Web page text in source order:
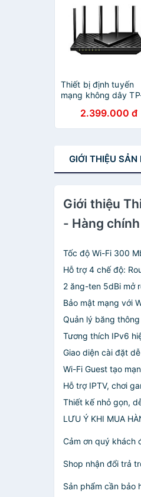
Thiết bị định tuyến
mạng không dây
Band Gigabit AX
Router Archer AX73
2.399.000 đ
GIỚI THIỆU SẢN
Giới thiệu
- Hàng
Tốc độ Wi-Fi 300
Hỗ trợ 4 chế độ:
2 ăng-ten 5dBi mở
Bảo mật mạng với
Quản lý băng
Tương thích IPv6
Giao diện cài đặt
Wi-Fi Guest tạo
Hỗ trợ IPTV, chơi
Thiết kế nhỏ gọn,
LƯU Ý KHI MUA
Cảm ơn quý khách
Shop nhận đổi trả
Sản phẩm cần bảo